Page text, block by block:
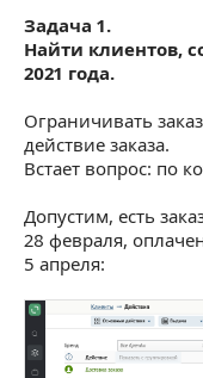
Задача 1.
Найти клиентов,
2021 года.
Ограничивать
действие заказа.
Встает вопрос: по
Допустим, есть
28 февраля,
5 апреля: